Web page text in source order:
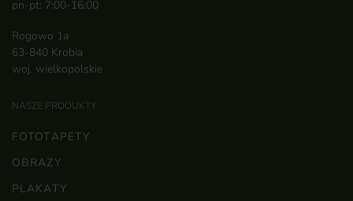
pn-pt: 7:00-16:00
Rogowo 1a
63-840 Krobia
woj. wielkopolskie
NASZE PRODUKTY
FOTOTAPETY
OBRAZY
PLAKATY